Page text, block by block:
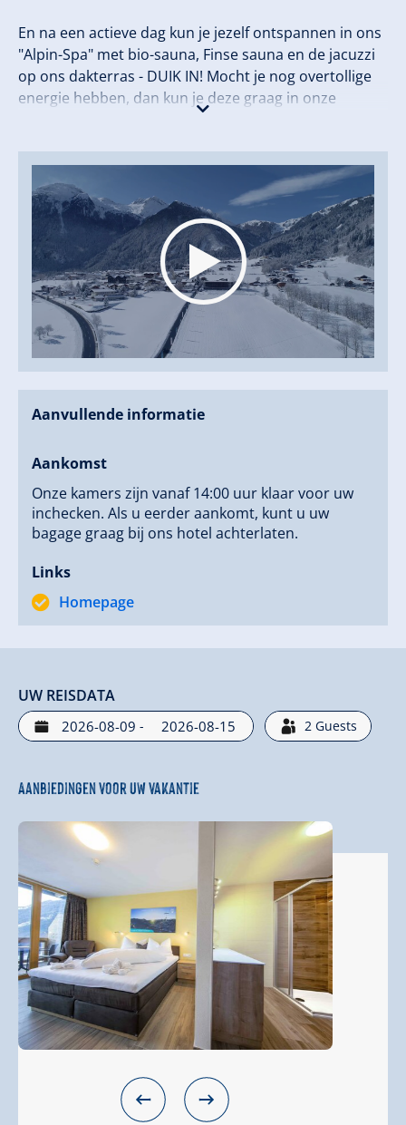
En na een actieve dag kun je jezelf ontspannen in ons
"Alpin-Spa" met bio-sauna, Finse sauna en de jacuzzi
op ons dakterras - DUIK IN! Mocht je nog overtollige
energie hebben, dan kun je deze graag in onze
Culinair verwennen we je in ons restaurant-café
"Bacher’s Platz". Volg het motto
"Een mens eren
betekent voor hem koken"en de familie Bacher en
hun team zullen je graag enkele uren uit de dagelijkse
sleur halen en je verwennen met hun eten en
drankaanbod!
Bovendien bieden we: grote "Living-Lobby", bar,
werkruimte, speelkamer met biljart en: De skibushalte
is direct bij het hotel!
Aanvullende informatie
Aankomst
Onze kamers zijn vanaf 14:00 uur klaar voor uw
inchecken. Als u eerder aankomt, kunt u uw
bagage graag bij ons hotel achterlaten.
Links
Homepage
UW REISDATA
- 2 Guests
Aanbiedingen voor uw vakantie